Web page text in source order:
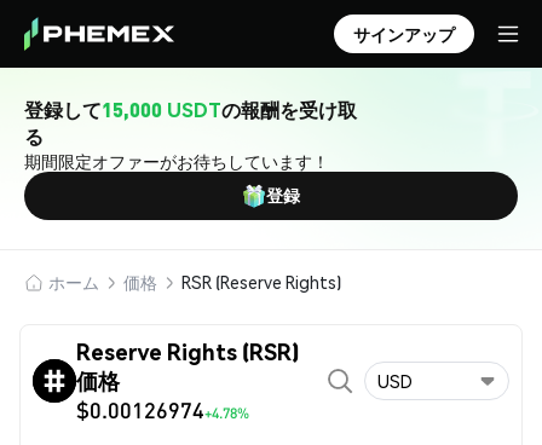
サインアップ
登録して15,000 USDTの報酬を受け取
る
期間限定オファーがお待ちしています！
登録
ホーム 価格 RSR (Reserve Rights)
Reserve Rights (RSR)
価格
$0.00126974+4.78%
USD